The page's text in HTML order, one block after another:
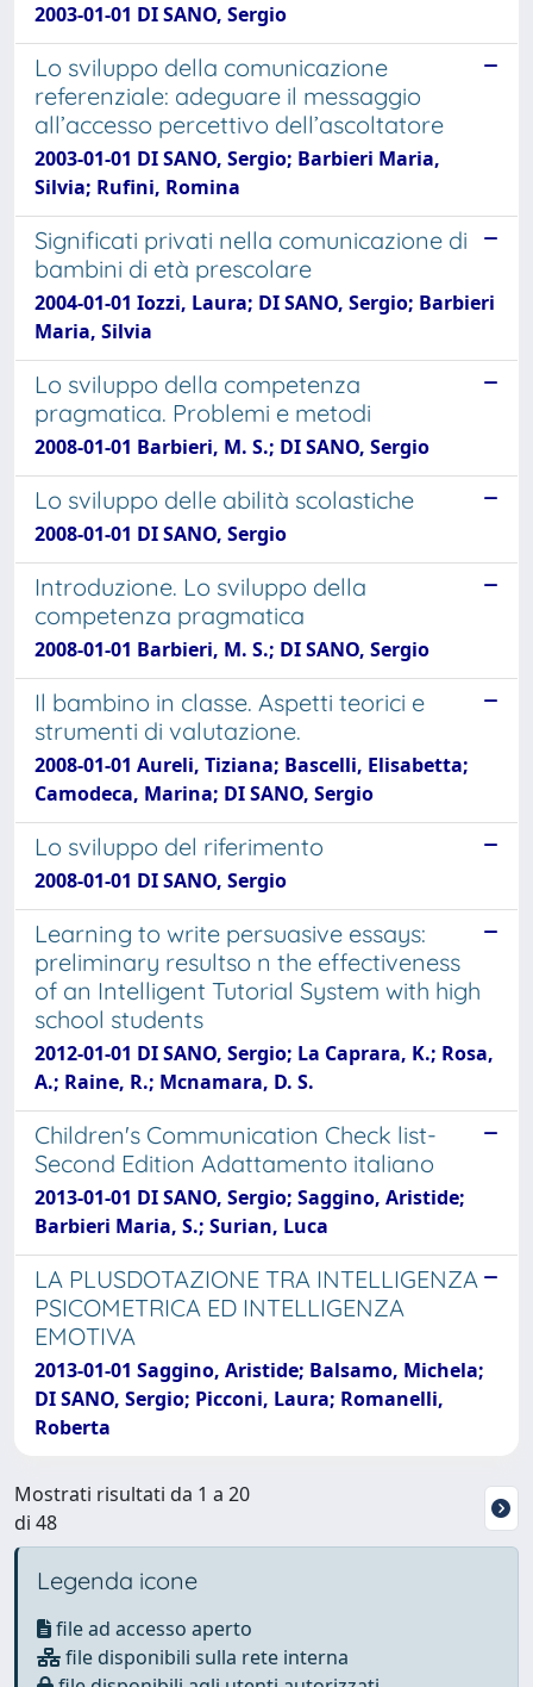
2003-01-01 DI SANO, Sergio
Lo sviluppo della comunicazione
referenziale: adeguare il messaggio
all’accesso percettivo dell’ascoltatore
2003-01-01 DI SANO, Sergio; Barbieri Maria,
Silvia; Rufini, Romina
Significati privati nella comunicazione di
bambini di età prescolare
2004-01-01 Iozzi, Laura; DI SANO, Sergio; Barbieri
Maria, Silvia
Lo sviluppo della competenza
pragmatica. Problemi e metodi
2008-01-01 Barbieri, M. S.; DI SANO, Sergio
Lo sviluppo delle abilità scolastiche
2008-01-01 DI SANO, Sergio
Introduzione. Lo sviluppo della
competenza pragmatica
2008-01-01 Barbieri, M. S.; DI SANO, Sergio
Il bambino in classe. Aspetti teorici e
strumenti di valutazione.
2008-01-01 Aureli, Tiziana; Bascelli, Elisabetta;
Camodeca, Marina; DI SANO, Sergio
Lo sviluppo del riferimento
2008-01-01 DI SANO, Sergio
Learning to write persuasive essays:
preliminary resultso n the effectiveness
of an Intelligent Tutorial System with high
school students
2012-01-01 DI SANO, Sergio; La Caprara, K.; Rosa,
A.; Raine, R.; Mcnamara, D. S.
Children's Communication Check list-
Second Edition Adattamento italiano
2013-01-01 DI SANO, Sergio; Saggino, Aristide;
Barbieri Maria, S.; Surian, Luca
LA PLUSDOTAZIONE TRA INTELLIGENZA
PSICOMETRICA ED INTELLIGENZA
EMOTIVA
2013-01-01 Saggino, Aristide; Balsamo, Michela;
DI SANO, Sergio; Picconi, Laura; Romanelli,
Roberta
Mostrati risultati da 1 a 20
di 48
Legenda icone
file ad accesso aperto
file disponibili sulla rete interna